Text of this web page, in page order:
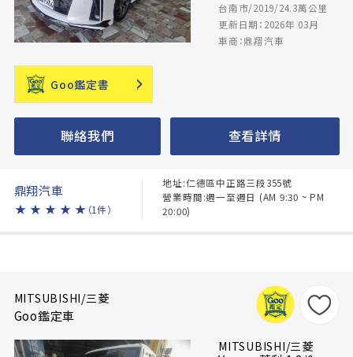
台南市/2019/24.3萬公里
更新日期：2026年 03月
車商：鼎翔汽車
Goo鑑定書
聯絡我們 查看詳情
鼎翔汽車
★ ★ ★ ★ ★ （1件）
地址:仁德區中正路三段355號
營業時間:週一至週日 (AM 9:30 ~ PM
20:00)
MITSUBISHI/三菱
Goo鑑定車
MITSUBISHI/三菱